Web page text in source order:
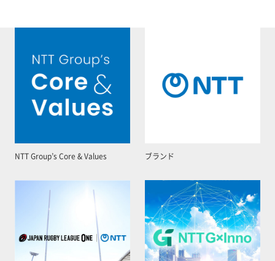
NTT Group’s Core & Values ブランド